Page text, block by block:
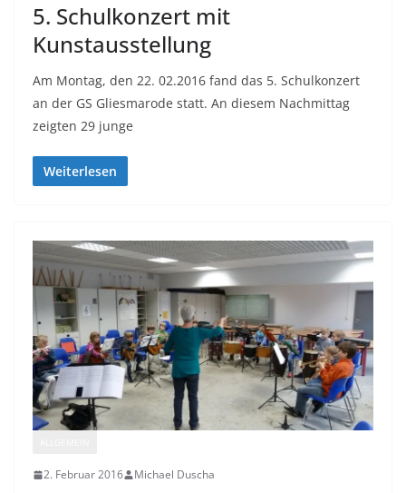
5. Schulkonzert mit
Kunstausstellung
Am Montag, den 22. 02.2016 fand das 5. Schulkonzert
an der GS Gliesmarode statt. An diesem Nachmittag
zeigten 29 junge
Weiterlesen
2. Februar 2016 Michael Duscha